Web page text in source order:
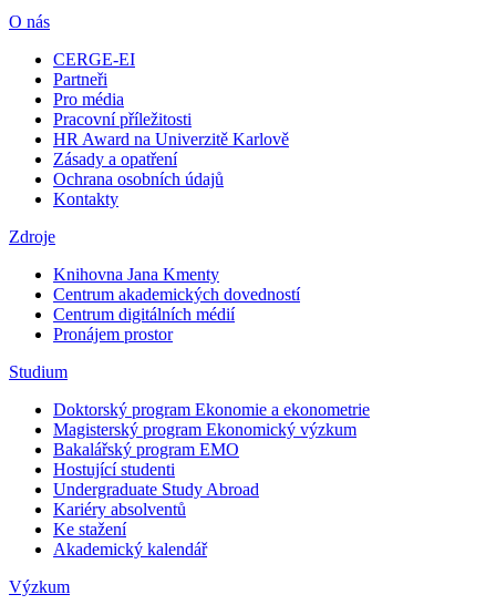
O nás
CERGE-EI
Partneři
Pro média
Pracovní příležitosti
HR Award na Univerzitě Karlově
Zásady a opatření
Ochrana osobních údajů
Kontakty
Zdroje
Knihovna Jana Kmenty
Centrum akademických dovedností
Centrum digitálních médií
Pronájem prostor
Studium
Doktorský program Ekonomie a ekonometrie
Magisterský program Ekonomický výzkum
Bakalářský program EMO
Hostující studenti
Undergraduate Study Abroad
Kariéry absolventů
Ke stažení
Akademický kalendář
Výzkum